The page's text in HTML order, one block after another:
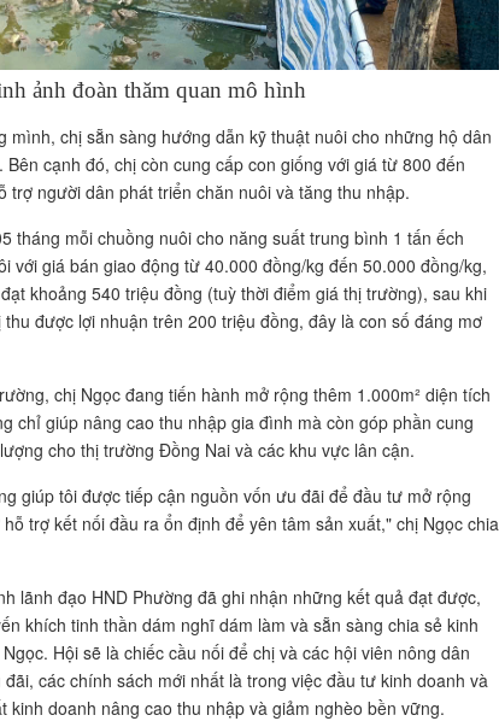
ảnh đoàn thăm quan mô hình
mình, chị sẵn sàng hướng dẫn kỹ thuật nuôi cho những hộ dân
cạnh đó, chị còn cung cấp con giống với giá từ 800 đến
trợ người dân phát triển chăn nuôi và tăng thu nhập.
tháng mỗi chuồng nuôi cho năng suất trung bình 1 tấn ếch
với giá bán giao động từ 40.000 đồng/kg đến 50.000 đồng/kg,
khoảng 540 triệu đồng (tuỳ thời điểm giá thị trường), sau khi
được lợi nhuận trên 200 triệu đồng, đây là con số đáng mơ
chị Ngọc đang tiến hành mở rộng thêm 1.000m² diện tích
chỉ giúp nâng cao thu nhập gia đình mà còn góp phần cung
cho thị trường Đồng Nai và các khu vực lân cận.
giúp tôi được tiếp cận nguồn vốn ưu đãi để đầu tư mở rộng
trợ kết nối đầu ra ổn định để yên tâm sản xuất," chị Ngọc chia
lãnh đạo HND Phường đã ghi nhận những kết quả đạt được,
khích tinh thần dám nghĩ dám làm và sẵn sàng chia sẻ kinh
Hội sẽ là chiếc cầu nối để chị và các hội viên nông dân
các chính sách mới nhất là trong việc đầu tư kinh doanh và
kinh doanh nâng cao thu nhập và giảm nghèo bền vững.